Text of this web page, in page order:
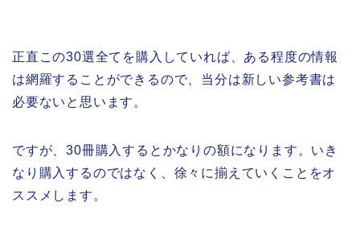
正直この30選全てを購入していれば、ある程度の情報
は網羅することができるので、当分は新しい参考書は
必要ないと思います。
ですが、30冊購入するとかなりの額になります。いき
なり購入するのではなく、徐々に揃えていくことをオ
ススメします。